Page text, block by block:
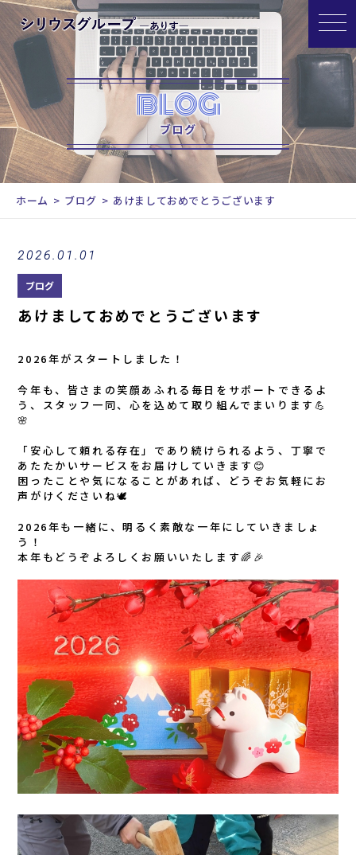
BLOG
ブログ
ホーム ブログ あけましておめでとうございます
2026.01.01
ブログ
あけましておめでとうございます
2026年がスタートしました！
今年も、皆さまの笑顔あふれる毎日をサポートできるよ
う、スタッフ一同、心を込めて取り組んでまいります💪
🌸
「安心して頼れる存在」であり続けられるよう、丁寧で
あたたかいサービスをお届けしていきます😊
困ったことや気になることがあれば、どうぞお気軽にお
声がけくださいね🕊️
2026年も一緒に、明るく素敵な一年にしていきましょ
う！
本年もどうぞよろしくお願いいたします🌈🎉